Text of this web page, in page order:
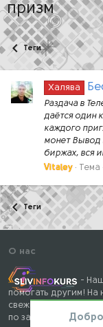
призм
Теги
Халява
Раздача в
даётся один
каждого
монет Вывод
биржах, вся
Vitaley
Тема
Теги
О нас
-
помогать другим!
свежие и популярные
по заработку,